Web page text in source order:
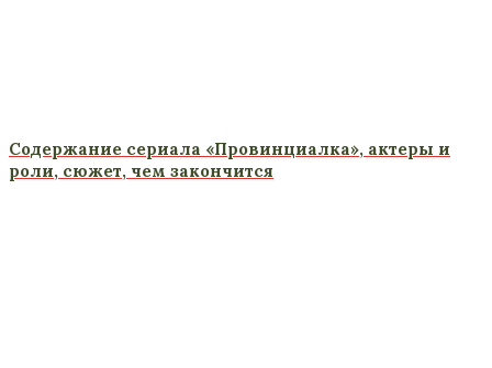
Содержание сериала «Провинциалка», актеры и
роли, сюжет, чем закончится